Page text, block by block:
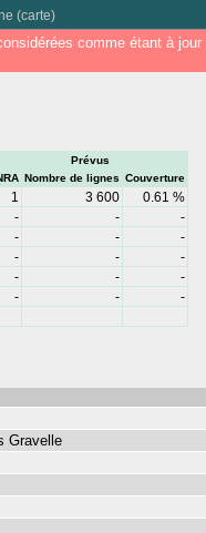
(carte)
comme étant à
Prévus
Nombre de lignes Couverture
1 3 600
0.61 %
- -
-
- -
-
- -
-
- -
-
- -
-
Gravelle